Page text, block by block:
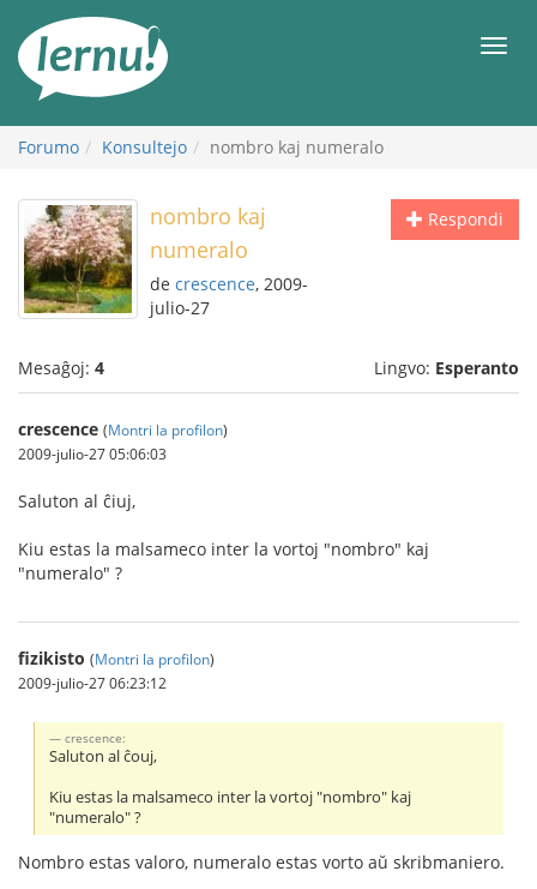
enhavo
Forumo Konsultejo nombro kaj numeralo
Respondi
nombro kaj
numeralo
de crescence, 2009-
julio-27
Mesaĝoj: 4 Lingvo: Esperanto
crescence (Montri la profilon)
2009-julio-27 05:06:03
Saluton al ĉiuj,
Kiu estas la malsameco inter la vortoj "nombro" kaj
"numeralo" ?
fizikisto (Montri la profilon)
2009-julio-27 06:23:12
crescence:
Saluton al ĉouj,
Kiu estas la malsameco inter la vortoj "nombro" kaj
"numeralo" ?
Nombro estas valoro, numeralo estas vorto aŭ skribmaniero.